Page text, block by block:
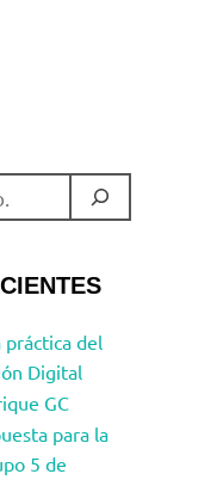
del
Digital
GC
para la
5 de